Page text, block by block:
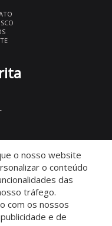
o nosso website
o conteúdo
das
tráfego.
com os nossos
e de